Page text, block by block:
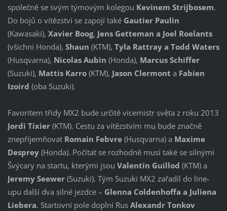
společně se svým týmovým kolegou Kevinem Strijbosem.
Do bojů o vítězství se zapojí také Gautier Paulin
(Kawasaki), Xavier Boog, Jens Getteman a Joel Roelants
(všichni Honda), Shaun (KTM), Tyla Rattray a Todd Waters
(Husqvarna), Nicolas Aubin (Honda), Marcus Schiffer
(Suzuki), Mattis Karro(KTM), Jason Clermont a Fabien
Izoird (oba Suzuki).
Favoritem třídy MX2 bude určitě vicemistr světa z roku 2013
Jordi Tixier (KTM). Cestu za vítězstvím mu bude značně
znepříjemňovat Romain Febvre(Husqvarna) a Maxime
Desprey(Honda). Počítat se rozhodně musí také se silnými
Švýcary na startu, kterými jsou Valentin Guillod (KTM) a
Jeremy Seewer(Suzuki). Tým Suzuki MX2 zařadil do line-
upu další dva silné jezdce – Glenna Coldenhoffa a Juliena
Liebera. Startovní pole doplní RusAlexandr Tonkov